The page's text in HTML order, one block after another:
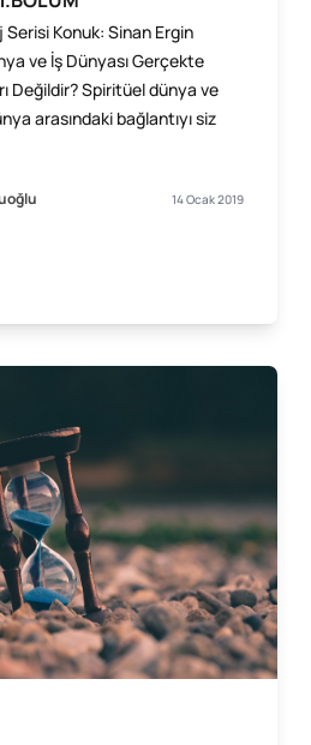
Konuk: Sinan Ergin
ve İş Dünyası Gerçekte
Değildir? Spiritüel dünya ve
arasındaki bağlantıyı siz
14 Ocak 2019